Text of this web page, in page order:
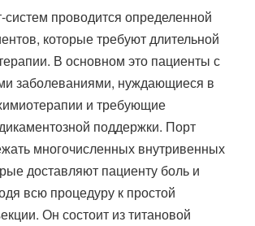
систем проводится определенной
которые требуют длительной
В основном это пациенты с
заболеваниями, нуждающиеся в
и требующие
поддержки. Порт
многочисленных внутривенных
доставляют пациенту боль и
всю процедуру к простой
Он состоит из титановой